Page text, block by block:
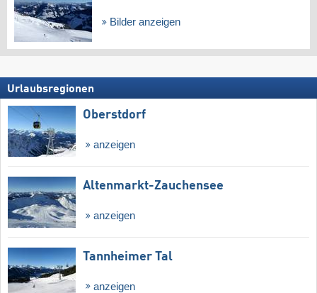
Bilder anzeigen
Urlaubsregionen
Oberstdorf
anzeigen
Altenmarkt-Zauchensee
anzeigen
Tannheimer Tal
anzeigen